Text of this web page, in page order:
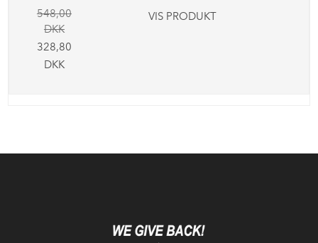
548,00
DKK
328,80
DKK
VIS PRODUKT